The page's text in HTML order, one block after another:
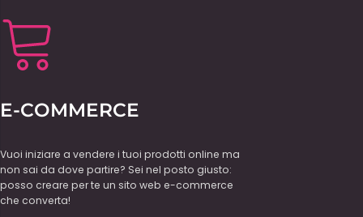
E-COMMERCE
Vuoi iniziare a vendere i tuoi prodotti online ma
non sai da dove partire? Sei nel posto giusto:
posso creare per te un sito web e-commerce
che converta!